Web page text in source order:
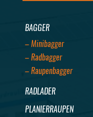
BAGGER
– Minibagger
– Radbagger
– Raupenbagger
RADLADER
PLANIERRAUPEN